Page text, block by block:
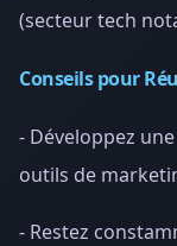
(secteur tech
Conseils pour
- Développez
outils de
- Restez